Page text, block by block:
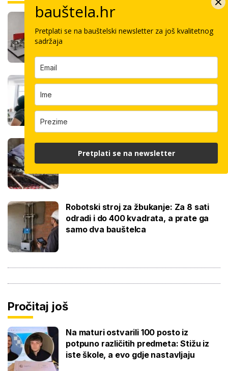
Robot keramičar ne traži pauzu: Sam
polaže velike ploče, a u smjeni odradi
Ovo je cijena kvadrata krečenja,
čekali ljeto za ovaj posao
Koliko košta kvadrat estriha? Tri su
opcije, razlika je velika, evo koja je
najisplativija
Robotski stroj za žbukanje: Za 8 sati
odradi i do 400 kvadrata, a prate ga
samo dva bauštelca
Pročitaj još
Na maturi ostvarili 100 posto iz
potpuno različitih predmeta: Stižu iz
iste škole, a evo gdje nastavljaju
bauštela.hr
Pretplati se na bauštelski newsletter za još kvalitetnog
sadržaja
Pretplati se na newsletter